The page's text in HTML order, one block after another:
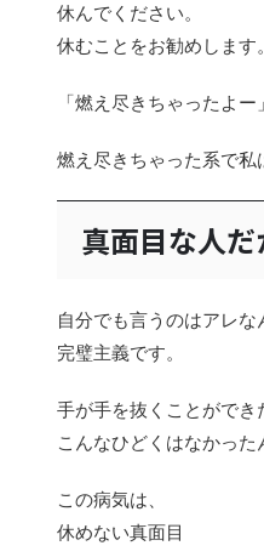
休んでください。
休むことをお勧めします。
「燃え尽きちゃったよ
燃え尽きちゃった系で私
真面目な人だ
自分でも言うのはアレな
完璧主義です。
手が手を抜くことができ
こんなひどくはなかった
この病気は、
休めない真面目